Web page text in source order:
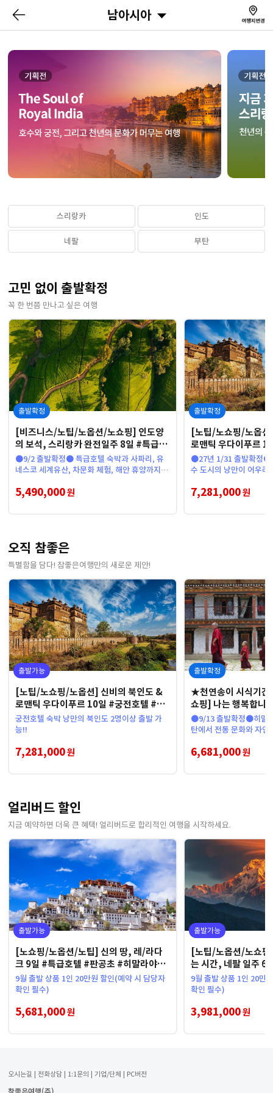
남아시아
스리랑카 인도
네팔 부탄
고민 없이 출발확정
꼭 한 번쯤 만나고 싶은 여행
출발확정
[비즈니스/노팁/노옵션/노쇼핑] 인도양
의 보석, 스리랑카 완전일주 8일 #특급호
텔 #코끼리사파리 #티팩토리
●9/2 출발확정● 특급호텔 숙박과 사파리, 유
네스코 세계유산, 차문화 체험, 해안 휴양까지 모
5,490,000원
출발확정
[노팁/노쇼핑/노옵
로맨틱 우다이푸르
지스강 #타지마할 #
●27년 1/31 출발확정●
수 도시의 낭만이 어우러
7,281,000원
오직 참좋은
특별함을 담다! 참좋은여행만의 새로운 제안!
출발가능
[노팁/노쇼핑/노옵션] 신비의 북인도 &
로맨틱 우다이푸르 10일 #궁전호텔 #갠
지스강 #타지마할 #캔들디너
궁전호텔 숙박 낭만의 북인도 2명이상 출발 가
능!!
7,281,000원
출발확정
★천연송이 시식기
쇼핑] 나는 행복합니
특급호텔 #탁상사원
●9/13 출발확정●히말
탄에서 전통 문화와 자연
6,681,000원
얼리버드 할인
지금 예약하면 더욱 큰 혜택! 얼리버드로 합리적인 여행을 시작하세요.
출발가능
[노쇼핑/노옵션/노팁] 신의 땅, 레/라다
크 9일 #특급호텔 #판공초 #히말라야절
경
9월 출발 상품 1인 20만원 할인(예약 시 담당자
확인 필수)
5,681,000원
출발가능
[노팁/노옵션/노쇼
는 시간, 네팔 일주 6
선 2회
9월 출발 상품 1인 20만
확인 필수)
3,981,000원
오시는길 전화상담 1:1문의 기업/단체 PC버전